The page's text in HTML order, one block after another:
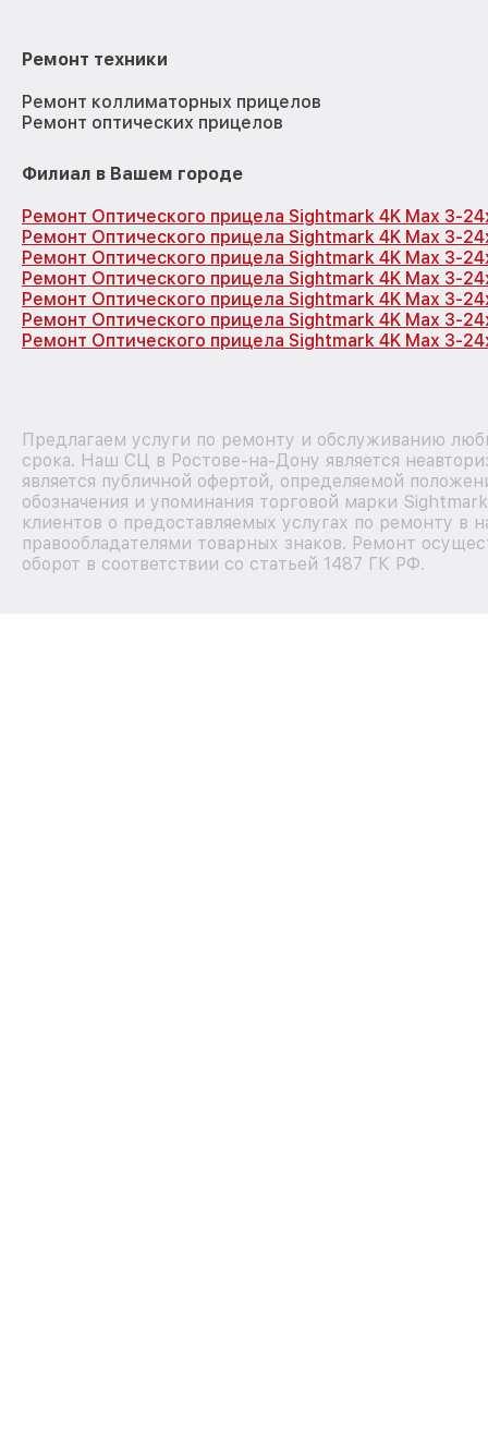
Ремонт техники
Ремонт коллиматорных прицелов
Ремонт оптических прицелов
Филиал в Вашем городе
Ремонт Оптического прицела Sightmark 4K Max 3-
Ремонт Оптического прицела Sightmark 4K Max 3-
Ремонт Оптического прицела Sightmark 4K Max 3-
Ремонт Оптического прицела Sightmark 4K Max 3-
Ремонт Оптического прицела Sightmark 4K Max 3-
Ремонт Оптического прицела Sightmark 4K Max 3-
Ремонт Оптического прицела Sightmark 4K Max 3-
Предлагаем услуги по ремонту и обслуживанию
срока. Наш СЦ в Ростове-на-Дону является
является публичной офертой, определяемой
обозначения и упоминания торговой марки
клиентов о предоставляемых услугах по ремонту в
правообладателями товарных знаков. Ремонт
оборот в соответствии со статьей 1487 ГК РФ.